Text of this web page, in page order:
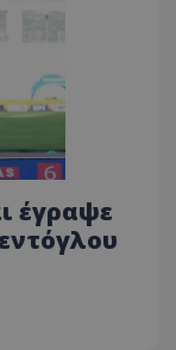
έγραψε